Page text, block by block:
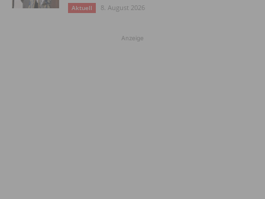
Aktuell 8. August 2026
Anzeige